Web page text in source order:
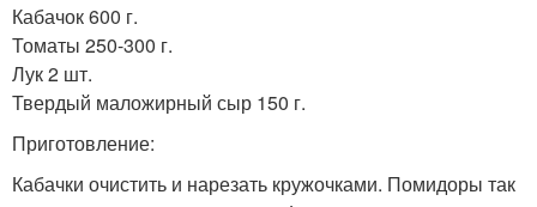
Кабачок 600 г.
Томаты 250-300 г.
Лук 2 шт.
Твердый маложирный сыр 150 г.
Приготовление:
Кабачки очистить и нарезать кружочками. Помидоры так